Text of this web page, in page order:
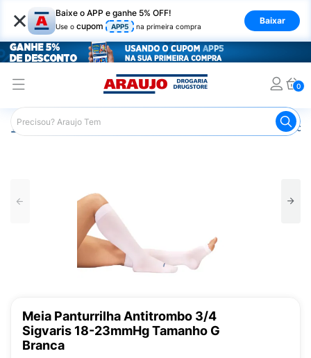
× Baixe o APP e ganhe 5% OFF!
Use o cupom APP5 na primeira compra
Baixar
0
Araujo Saúde e Bem Estar Meia de
Meia Panturrilha Antitrombo 3/4
Sigvaris 18-23mmHg Tamanho G
Branca